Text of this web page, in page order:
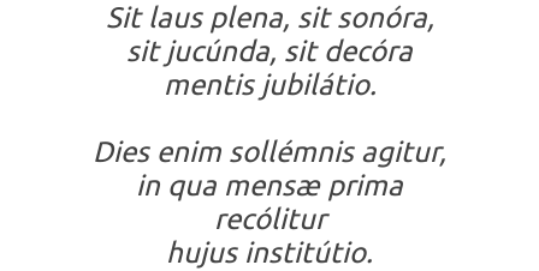
Sit laus plena, sit sonóra,
sit jucúnda, sit decóra
mentis jubilátio.
Dies enim sollémnis agitur,
in qua mensæ prima
recólitur
hujus institútio.